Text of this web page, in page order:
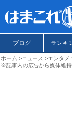
ブログ ランキ
ホーム ニュース
エンタメ
※記事内の広告から媒体維